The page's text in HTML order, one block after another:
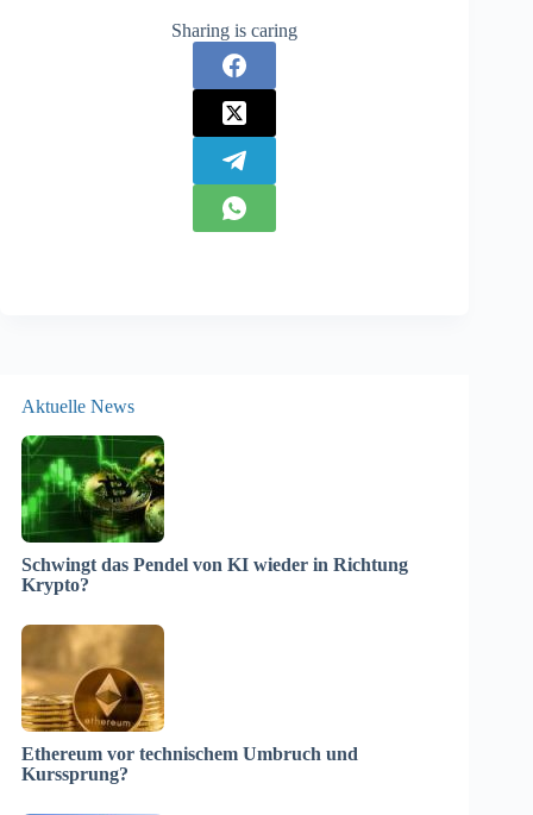
Sharing is caring
Aktuelle News
Schwingt das Pendel von KI wieder in Richtung
Krypto?
Ethereum vor technischem Umbruch und
Kurssprung?